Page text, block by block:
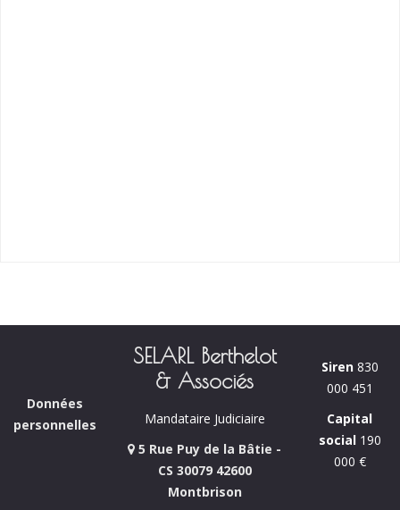
Données
personnelles
SELARL Berthelot
& Associés
Mandataire Judiciaire
5 Rue Puy de la Bâtie -
CS 30079 42600
Montbrison
Siren830
000 451
Capital
social190
000 €